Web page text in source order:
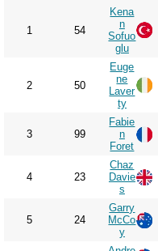
1 54
Kena
n
Sofuo
glu
2 50
Euge
ne
Laver
ty
3 99
Fabie
n
Foret
4 23
Chaz
Davie
s
5 24
Garry
McCo
y